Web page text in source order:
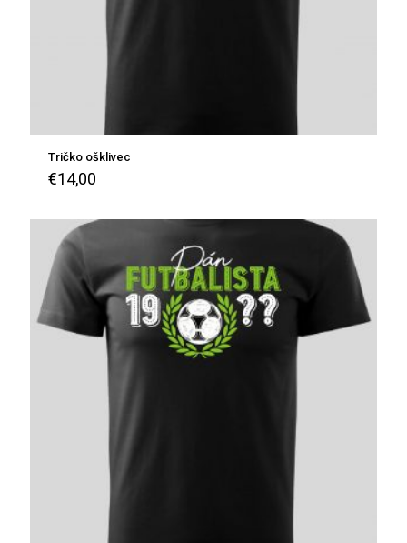
Tričko ošklivec
€14,00